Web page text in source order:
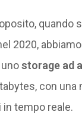
quando
2020,
storage ad
con una
in tempo reale.